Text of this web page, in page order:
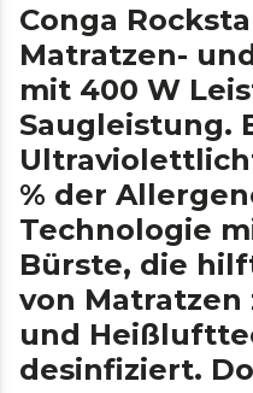
Conga
Matratzen-
mit 400 W
Saugleistung.
% der
Technologie
Bürste, die
von
und
desinfiziert.